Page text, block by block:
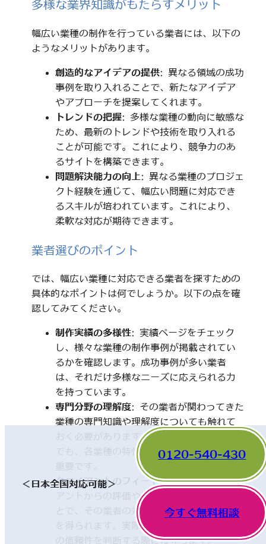
多様な業界知識がもたらすメリット
幅広い業種の制作を行っている業者には、以下の
ようなメリットがあります。
創造的なアイデアの提供: 異なる領域の成功
事例を取り入れることで、新たなアイデア
やアプローチを提案してくれます。
トレンドの把握: 多様な業種の動向に敏感な
ため、最新のトレンドや技術を取り入れる
ことが可能です。これにより、競争力のあ
るサイトを構築できます。
問題解決能力の向上: 異なる業種のプロジェ
クト経験を通じて、幅広い問題に対応でき
るスキルが培われています。これにより、
柔軟な対応が期待できます。
業者選びのポイント
では、幅広い業種に対応できる業者を探すための
具体的なポイントは何でしょうか。以下の点を確
認してみてください。
制作実績の多様性: 実績ページをチェック
し、様々な業種の制作事例が掲載されてい
るかを確認します。成功事例が多い業者
は、それだけ多様なニーズに応えられる力
を持っています。
専門分野の理解度: その業者が関わってきた
業種の専門知識や理解度についても触れて
おく必要があります。一見、異なった分野
でも、各業種の特性を理解していることが
クライアントのフィードバック: 他のクライ
アントからの評価やレビューを確認するこ
とで、その業者の対応や成果に関する情報
を得られます。実際の利用者の声は、業者
の信頼性を判断する際に役立ちます。
＜日本全国対応可能＞
0120-540-430
今すぐ無料相談